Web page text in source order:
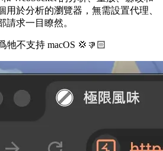
用於分析的瀏覽器，無需設置代理、
求一目瞭然。
牠不支持 macOS 💢👎🏻